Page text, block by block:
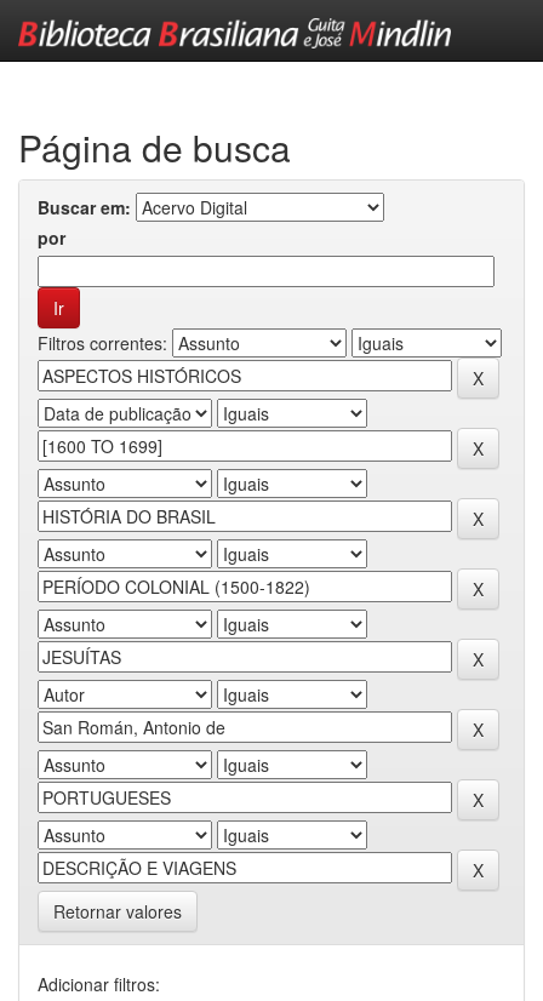
Página de busca
Buscar em:
por
Filtros correntes:
Retornar valores
Adicionar filtros: